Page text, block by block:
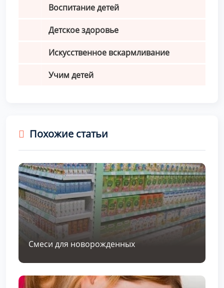
Воспитание детей
Детское здоровье
Искусственное вскармливание
Учим детей
Похожие статьи
Смеси для новорожденных